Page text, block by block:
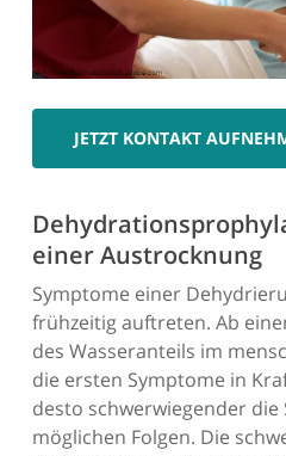
JETZT KONTAKT
einer Austrocknung
Symptome einer
frühzeitig auftreten. Ab
des Wasseranteils im
die ersten Symptome in
desto schwerwiegender
möglichen Folgen. Die